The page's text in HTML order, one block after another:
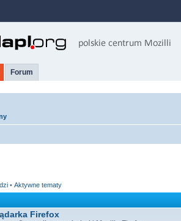
Forum
• Aktywne tematy
Firefox